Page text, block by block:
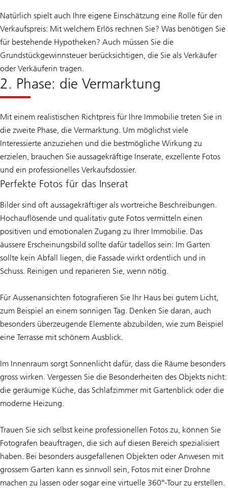
Natürlich spielt auch Ihre eigene Einschätzung eine Rolle für den
Verkaufspreis: Mit welchem Erlös rechnen Sie? Was benötigen Sie
für bestehende Hypotheken? Auch müssen Sie die
Grundstückgewinnsteuer berücksichtigen, die Sie als Verkäufer
oder Verkäuferin tragen.
2. Phase: die Vermarktung
Mit einem realistischen Richtpreis für Ihre Immobilie treten Sie in
die zweite Phase, die Vermarktung. Um möglichst viele
Interessierte anzuziehen und die bestmögliche Wirkung zu
erzielen, brauchen Sie aussagekräftige Inserate, exzellente Fotos
und ein professionelles Verkaufsdossier.
Perfekte Fotos für das Inserat
Bilder sind oft aussagekräftiger als wortreiche Beschreibungen.
Hochauflösende und qualitativ gute Fotos vermitteln einen
positiven und emotionalen Zugang zu Ihrer Immobilie. Das
äussere Erscheinungsbild sollte dafür tadellos sein: Im Garten
sollte kein Abfall liegen, die Fassade wirkt ordentlich und in
Schuss. Reinigen und reparieren Sie, wenn nötig.
Für Aussenansichten fotografieren Sie Ihr Haus bei gutem Licht,
zum Beispiel an einem sonnigen Tag. Denken Sie daran, auch
besonders überzeugende Elemente abzubilden, wie zum Beispiel
eine Terrasse mit schönem Ausblick.
Im Innenraum sorgt Sonnenlicht dafür, dass die Räume besonders
gross wirken. Vergessen Sie die Besonderheiten des Objekts nicht:
die geräumige Küche, das Schlafzimmer mit Gartenblick oder die
moderne Heizung.
Trauen Sie sich selbst keine professionellen Fotos zu, können Sie
Fotografen beauftragen, die sich auf diesen Bereich spezialisiert
haben. Bei besonders ausgefallenen Objekten oder Anwesen mit
grossem Garten kann es sinnvoll sein, Fotos mit einer Drohne
machen zu lassen oder sogar eine virtuelle 360°-Tour zu erstellen.